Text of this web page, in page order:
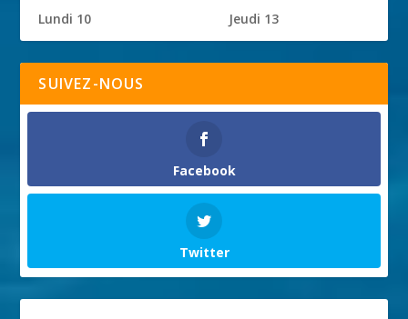
Lundi 10 Jeudi 13
SUIVEZ-NOUS
Facebook
Twitter